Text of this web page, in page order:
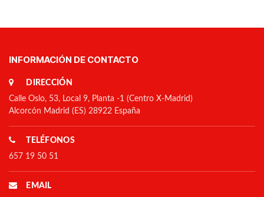
INFORMACIÓN DE CONTACTO
DIRECCIÓN
Calle Oslo, 53, Local 9, Planta -1 (Centro X-Madrid)
Alcorcón Madrid (ES) 28922 España
TELÉFONOS
657 19 50 51
EMAIL